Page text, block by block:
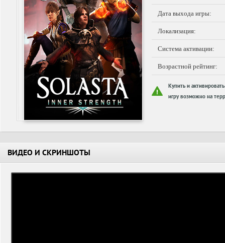
Дата выхода игры:
Локализация:
Система активации:
Возрастной рейтинг:
Купить и активировать
игру возможно на
ВИДЕО И СКРИНШОТЫ